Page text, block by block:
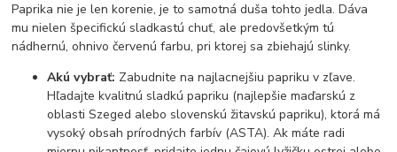
Paprika nie je len korenie, je to samotná duša tohto jedla. Dáva
mu nielen špecifickú sladkastú chuť, ale predovšetkým tú
nádhernú, ohnivo červenú farbu, pri ktorej sa zbiehajú slinky.
Akú vybrať: Zabudnite na najlacnejšiu papriku v zľave.
Hľadajte kvalitnú sladkú papriku (najlepšie maďarskú z
oblasti Szeged alebo slovenskú žitavskú papriku), ktorá má
vysoký obsah prírodných farbív (ASTA). Ak máte radi